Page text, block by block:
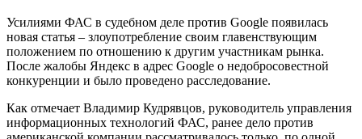
Усилиями ФАС в судебном деле против Google появилась
новая статья – злоупотребление своим главенствующим
положением по отношению к другим участникам рынка.
После жалобы Яндекс в адрес Google о недобросовестной
конкуренции и было проведено расследование.
Как отмечает Владимир Кудрявцов, руководитель управления
информационных технологий ФАС, ранее дело против